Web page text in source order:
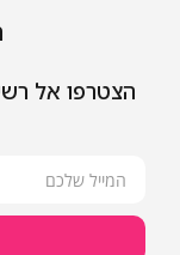
הישארו
אל רשימת התפוצה
בכל מה